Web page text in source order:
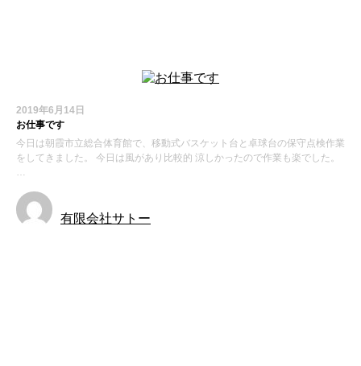
2019年6月14日
お仕事です
今日は朝霞市立総合体育館で、移動式バスケット台と卓球台の保守点検作業
をしてきました。 今日は風があり比較的 涼しかったので作業も楽でした。
…
有限会社サトー